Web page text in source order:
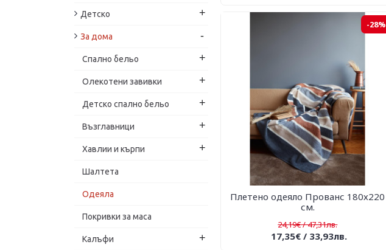
Ted
Tega Baby
White Boutique
Панагюрище 1962
Роксима Дрийм
Турция
Детско +
За дома -
Спално бельо +
Oлекотени завивки +
Детско спално бельо +
Възглавници +
Хавлии и кърпи +
Шалтета
Одеяла
Покривки за маса
Калъфи +
-28%
Плетено одеяло Прованс 180х220
см.
24,19€ / 47,31лв.
17,35€ / 33,93лв.